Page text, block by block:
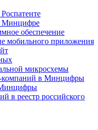
Минцифре
обеспечение
мобильного приложения
микросхемы
компаний в Минцифры
в реестр российского